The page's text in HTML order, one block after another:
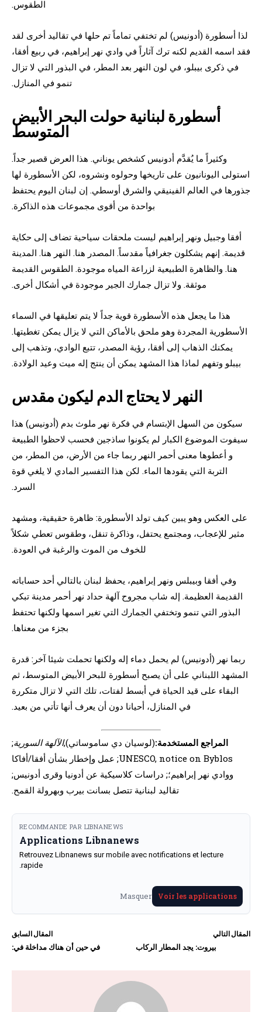
الطقوس.
لذا أسطورة (أدونيس) لم تختفي تماماً تم حلها في تقاليد أخرى لقد
فقد اسمه القديم لكنه ترك آثاراً في وادي نهر إبراهيم، في ربيع أفقا،
في ذكرى بيبلو، في لون النهر بعد المطر، في البذور التي لا تزال
تنمو في المنازل.
أسطورة لبنانية حولت البحر الأبيض
المتوسط
وكثيراً ما يُقدَّم أدونيس كشخص يوناني. هذا العرض قصير جداً.
استولى اليونانيون على تاريخها وحولوه ونشروه، لكن الأسطورة لها
جذورها في العالم الفينيقي والشرق أوسطي. إن لبنان اليوم يحتفظ
بواحدة من أقوى مجموعات هذه الذاكرة.
أفقا وجبيل ونهر إبراهيم ليست ملحقات سياحية تضاف إلى حكاية
قديمة. إنهم يشكلون جغرافياً مقدساً. المصدر هنا. النهر هنا. المدينة
هنا. والظاهرة الطبيعية لزراعة المياه موجودة. الطقوس القديمة
موثقة. ولا تزال جمارك الجير موجودة في أشكال أخرى.
هذا ما يجعل هذه الأسطورة قوية جداً لا يتم تعليقها في السماء
الأسطورية المجردة وهو ملحق بالأماكن التي لا يزال يمكن تغطيتها.
يمكنك الذهاب إلى أفقا، رؤية المصدر، تتبع الوادي، وتذهب إلى
بيبلو وتفهم لماذا هذا المشهد يمكن أن ينتج إله ميت وعيد الولادة.
النهر لا يحتاج الدم ليكون مقدس
سيكون من السهل الإبتسام في فكرة نهر ملوث بدم (أدونيس) هذا
سيفوت الموضوع الكبار لم يكونوا ساذجين فحسب لاحظوا الطبيعة
و أعطوها معنى أحمر النهر ربما جاء من الأرض، من المطر، من
التربة التي يقودها الماء. لكن هذا التفسير المادي لا يلغي قوة
السرد.
على العكس وهو يبين كيف تولد الأسطورة: ظاهرة حقيقية، ومشهد
مثير للإعجاب، ومجتمع يحتفل، وذاكرة تنقل، وطقوس تعطي شكلاً
للخوف من الموت والرغبة في العودة.
وفي أفقا وبيبلس ونهر إبراهيم، يحفظ لبنان بالتالي أحد حساباته
القديمة العظيمة. إله شاب مجروح آلهة حداد نهر أحمر مدينة تبكي
البذور التي تنمو وتختفي الجمارك التي تغير اسمها ولكنها تحتفظ
بجزء من معناها.
ربما نهر (أدونيس) لم يحمل دماء إله ولكنها تحملت شيئا آخر: قدرة
المشهد اللبناني على أن يصبح أسطورة للبحر الأبيض المتوسط، ثم
البقاء على قيد الحياة في أبسط لفتات، تلك التي لا تزال متكررة
في المنازل، أحيانا دون أن يعرف أنها تأتي من بعيد.
المراجع المستخدمة:(لوسيان دي ساموساتي),الآلهة السورية;
UNESCO, notice on Byblos; عمل وإخطار بشأن أفقا/أفاكا
ووادي نهر إبراهيم؛; دراسات كلاسيكية عن أدونيا وقرى أدونيس;
تقاليد لبنانية تتصل بسانت بيرب وبهرولة القمح.
RECOMMANDE PAR LIBNANEWS
Applications Libnanews
Retrouvez Libnanews sur mobile avec notifications et lecture
rapide.
Voir les applications
Masquer
المقال السابق
في حين أن هناك مداخلة في:
المقال التالي
بيروت: يجد المطار الركاب